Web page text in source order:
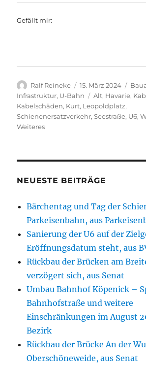
Gefällt mir:
Autor
Ralf Reineke
Veröffentlicht
am
15. März 2024
Infrastruktur, U-Bahn Schlagwörter
Alt, Havarie,
Kabelschäden, Kurt, Leopoldplatz,
Schienenersatzverkehr,Seestraße, U6,
Weiteres
NEUESTE BEITRÄGE
Bärchentag und Tag der
Parkeisenbahn, aus
Sanierung der U6 auf der
Eröffnungsdatum steht, aus
Rückbau der Brücken am
verzögert sich, aus Senat
Umbau Bahnhof Köpenick –
Bahnhofstraße und weitere
Einschränkungen im August
Bezirk
Rückbau der Brücke An der
Oberschöneweide, aus Senat